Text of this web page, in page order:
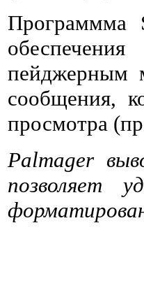
Программма
пейджерным
сообщения,
просмотра
Palmager
позволяет